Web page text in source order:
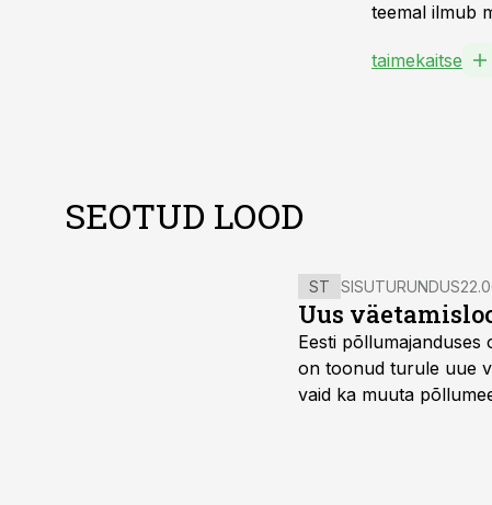
teemal ilmub
taimekaitse
SEOTUD LOOD
ST SISUTURUNDUS
Uus
Eesti põllumajanduses
on toonud turule uue
vaid ka muuta